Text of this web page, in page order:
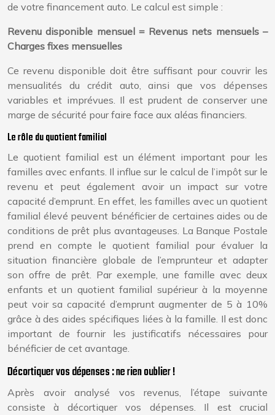
de votre financement auto. Le calcul est simple :
Revenu disponible mensuel = Revenus nets mensuels –
Charges fixes mensuelles
Ce revenu disponible doit être suffisant pour couvrir les
mensualités du crédit auto, ainsi que vos dépenses
variables et imprévues. Il est prudent de conserver une
marge de sécurité pour faire face aux aléas financiers.
Le rôle du quotient familial
Le quotient familial est un élément important pour les
familles avec enfants. Il influe sur le calcul de l’impôt sur le
revenu et peut également avoir un impact sur votre
capacité d’emprunt. En effet, les familles avec un quotient
familial élevé peuvent bénéficier de certaines aides ou de
conditions de prêt plus avantageuses. La Banque Postale
prend en compte le quotient familial pour évaluer la
situation financière globale de l’emprunteur et adapter
son offre de prêt. Par exemple, une famille avec deux
enfants et un quotient familial supérieur à la moyenne
peut voir sa capacité d’emprunt augmenter de 5 à 10%
grâce à des aides spécifiques liées à la famille. Il est donc
important de fournir les justificatifs nécessaires pour
bénéficier de cet avantage.
Décortiquer vos dépenses : ne rien oublier !
Après avoir analysé vos revenus, l’étape suivante
consiste à décortiquer vos dépenses. Il est crucial